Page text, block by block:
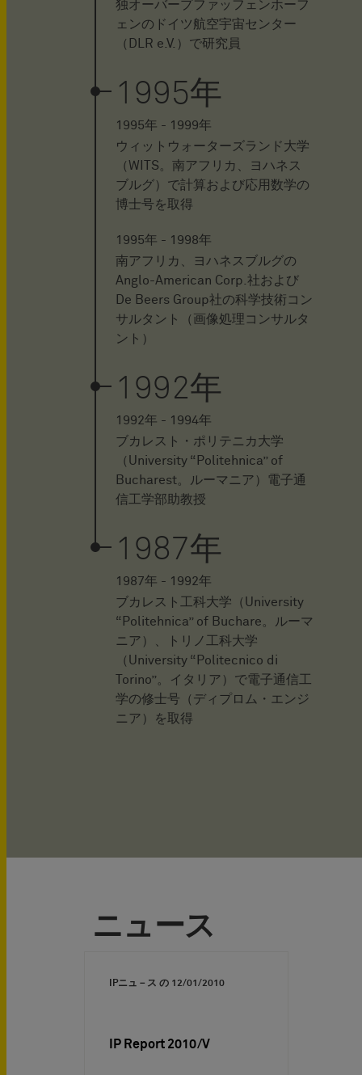
独オーバープファッフェンホーフ
ェンのドイツ航空宇宙センター
（DLR e.V.）で研究員
1995年
1995年 - 1999年
ウィットウォーターズランド大学
（WITS。南アフリカ、ヨハネス
ブルグ）で計算および応用数学の
博士号を取得
1995年 - 1998年
南アフリカ、ヨハネスブルグの
Anglo-American Corp.社および
De Beers Group社の科学技術コン
サルタント（画像処理コンサルタ
ント）
1992年
1992年 - 1994年
ブカレスト・ポリテニカ大学
（University “Politehnica” of
Bucharest。ルーマニア）電子通
信工学部助教授
1987年
1987年 - 1992年
ブカレスト工科大学（University
“Politehnica” of Buchare。ルーマ
ニア）、トリノ工科大学
（University “Politecnico di
Torino”。イタリア）で電子通信工
学の修士号（ディプロム・エンジ
ニア）を取得
ニュース
IPニュ－ス の 12/01/2010
IP Report 2010/V